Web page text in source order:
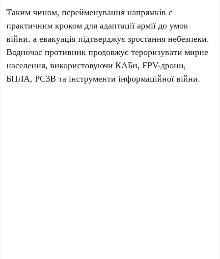
Таким чином, перейменування напрямків є
практичним кроком для адаптації армії до умов
війни, а евакуація підтверджує зростання небезпеки.
Водночас противник продовжує тероризувати мирне
населення, використовуючи КАБи, FPV-дрони,
БПЛА, РСЗВ та інструменти інформаційної війни.